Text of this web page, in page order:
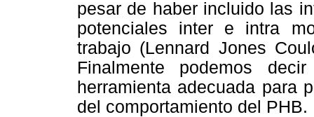
pesar de haber incluido las
potenciales inter e intra
trabajo (Lennard Jones
Finalmente podemos
herramienta adecuada para
del comportamiento del PHB.